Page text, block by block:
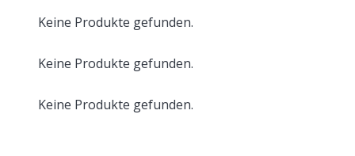
Keine Produkte gefunden.
Keine Produkte gefunden.
Keine Produkte gefunden.